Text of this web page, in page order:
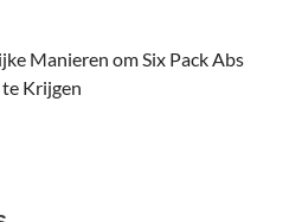
Manieren om Six Pack Abs
Krijgen